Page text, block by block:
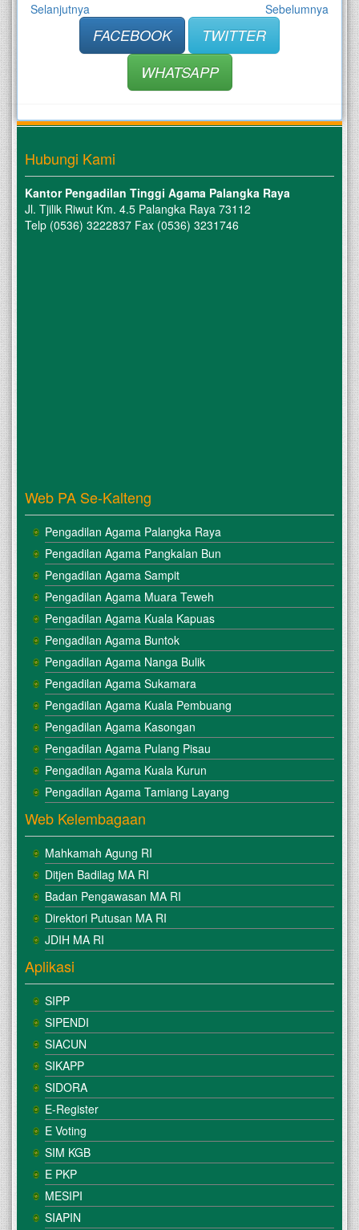
Selanjutnya
Sebelumnya
FACEBOOK
TWITTER
WHATSAPP
Hubungi Kami
Kantor Pengadilan Tinggi Agama Palangka Raya
Jl. Tjilik Riwut Km. 4.5 Palangka Raya 73112
Telp (0536) 3222837 Fax (0536) 3231746
Web PA Se-Kalteng
Pengadilan Agama Palangka Raya
Pengadilan Agama Pangkalan Bun
Pengadilan Agama Sampit
Pengadilan Agama Muara Teweh
Pengadilan Agama Kuala Kapuas
Pengadilan Agama Buntok
Pengadilan Agama Nanga Bulik
Pengadilan Agama Sukamara
Pengadilan Agama Kuala Pembuang
Pengadilan Agama Kasongan
Pengadilan Agama Pulang Pisau
Pengadilan Agama Kuala Kurun
Pengadilan Agama Tamiang Layang
Web Kelembagaan
Mahkamah Agung RI
Ditjen Badilag MA RI
Badan Pengawasan MA RI
Direktori Putusan MA RI
JDIH MA RI
Aplikasi
SIPP
SIPENDI
SIACUN
SIKAPP
SIDORA
E-Register
E Voting
SIM KGB
E PKP
MESIPI
SIAPIN